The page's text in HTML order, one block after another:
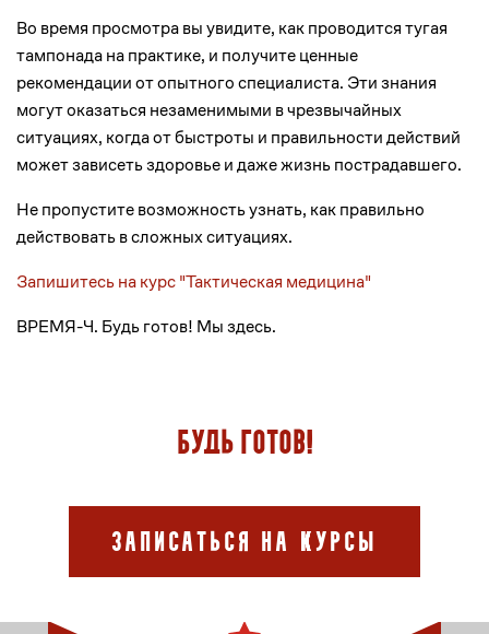
Во время просмотра вы увидите, как проводится тугая
тампонада на практике, и получите ценные
рекомендации от опытного специалиста. Эти знания
могут оказаться незаменимыми в чрезвычайных
ситуациях, когда от быстроты и правильности действий
может зависеть здоровье и даже жизнь пострадавшего.
Не пропустите возможность узнать, как правильно
действовать в сложных ситуациях.
Запишитесь на курс "Тактическая медицина"
ВРЕМЯ-Ч. Будь готов! Мы здесь.
Будь готов!
Записаться на курсы